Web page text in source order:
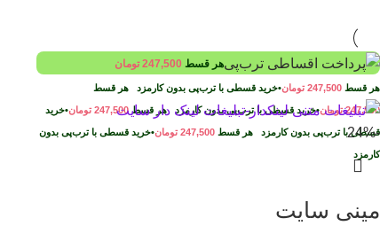
هر قسط 247,500 تومان
هر قسط 247,500 تومان•خرید قسطی با ترب‌پی بدون کارمزد هر قسط
247,500 تومان•خرید قسطی با ترب‌پی بدون کارمزدهر قسط 247,500 تومان•خرید
قسطی با ترب‌پی بدون کارمزد هر قسط 247,500 تومان•خرید قسطی با ترب‌پی بدون
کارمزد
-24%
مینی سایت